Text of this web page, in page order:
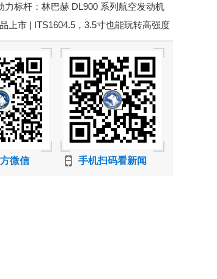
/订购！
力标杆：林巴赫 DL900 系列航空发动机
上市 | ITS1604.5，3.5寸也能玩转高强度
微信 手机扫码看新闻